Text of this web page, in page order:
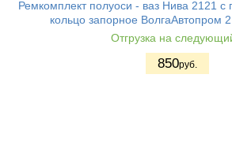
Ремкомплект полуоси - ваз Нива 2121 с
кольцо запорное ВолгаАвтопром
Отгрузка на
850руб.